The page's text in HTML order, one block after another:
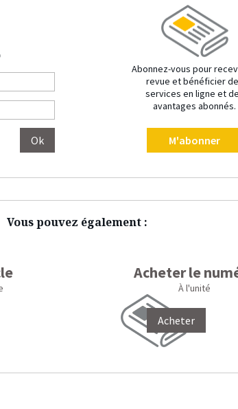
Abonnez-vous pour
revue et bénéficier
services en ligne et
avantages abonnés.
M'abonner
Vous pouvez également :
Acheter le
À l'unité
Acheter